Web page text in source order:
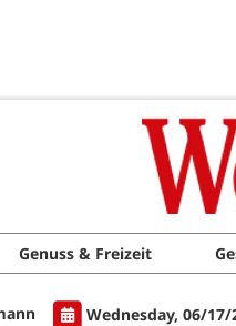
Genuss & Freizeit
Wednesday, 06/17/